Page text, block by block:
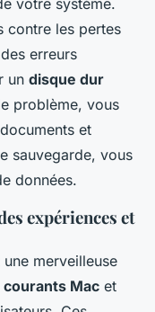
contre les pertes
erreurs
un disque dur
problème, vous
et
sauvegarde, vous
données.
expériences et
merveilleuse
Mac et